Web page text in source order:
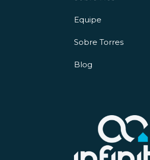
Equipe
Sobre Torres
Blog